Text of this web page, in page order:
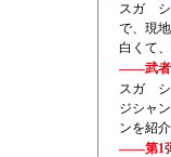
スガ シ
で、現
白くて
——武者
スガ シ
ジシャ
ンを紹
——第1